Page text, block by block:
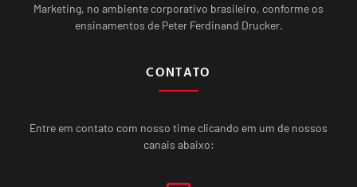
Marketing, no ambiente corporativo brasileiro, conforme os
ensinamentos de Peter Ferdinand Drucker.
CONTATO
Entre em contato com nosso time clicando em um de nossos
canais abaixo: